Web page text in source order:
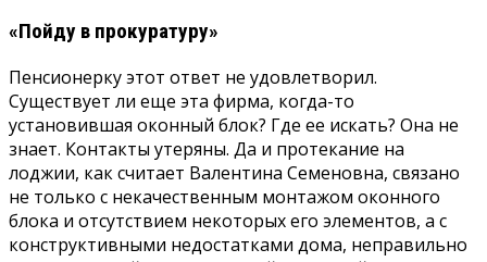
«Пойду в прокуратуру»
Пенсионерку этот ответ не удовлетворил.
Существует ли еще эта фирма, когда-то
установившая оконный блок? Где ее искать? Она не
знает. Контакты утеряны. Да и протекание на
лоджии, как считает Валентина Семеновна, связано
не только с некачественным монтажом оконного
блока и отсутствием некоторых его элементов, а с
конструктивными недостатками дома, неправильно